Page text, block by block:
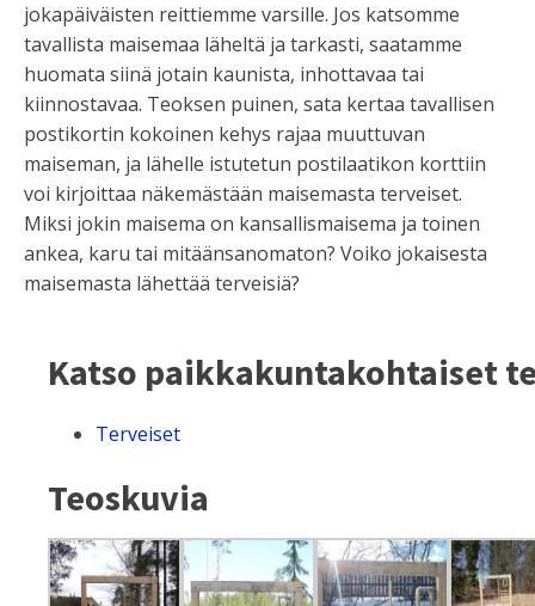
jokapäiväisten reittiemme varsille. Jos katsomme
tavallista maisemaa läheltä ja tarkasti, saatamme
huomata siinä jotain kaunista, inhottavaa tai
kiinnostavaa. Teoksen puinen, sata kertaa tavallisen
postikortin kokoinen kehys rajaa muuttuvan
maiseman, ja lähelle istutetun postilaatikon korttiin
voi kirjoittaa näkemästään maisemasta terveiset.
Miksi jokin maisema on kansallismaisema ja toinen
ankea, karu tai mitäänsanomaton? Voiko jokaisesta
maisemasta lähettää terveisiä?
Katso paikkakuntakohtaiset
Terveiset
Teoskuvia